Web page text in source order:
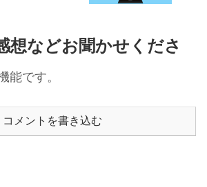
想などお聞かせくださ
能です。
コメントを書き込む